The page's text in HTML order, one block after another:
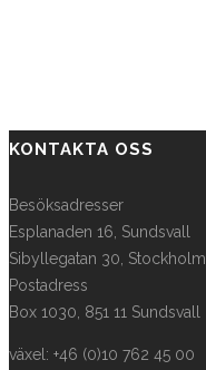
KONTAKTA OSS
Besöksadresser
Esplanaden 16, Sundsvall
Sibyllegatan 30, Stockholm
Postadress
Box 1030, 851 11 Sundsvall
växel: +46 (0)10 762 45 00